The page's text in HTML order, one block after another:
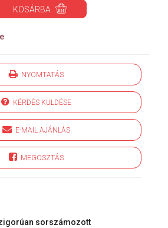
KOSÁRBA
NYOMTATÁS
KÉRDÉS KÜLDÉSE
E-MAIL AJÁNLÁS
MEGOSZTÁS
sorszámozott